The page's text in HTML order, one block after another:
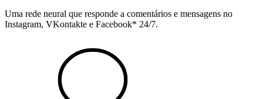
Uma rede neural que responde a comentários e mensagens no
Instagram, VKontakte e Facebook* 24/7.